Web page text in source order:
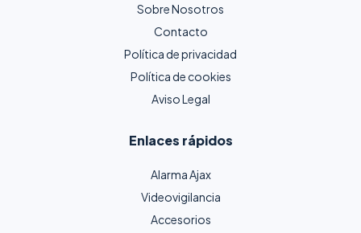
Sobre Nosotros
Contacto
Política de privacidad
Política de cookies
Aviso Legal
Enlaces rápidos
Alarma Ajax
Videovigilancia
Accesorios